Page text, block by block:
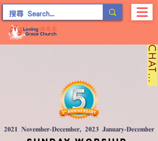
C
H
A
T
留
言
2021 November-December, 2023 January-December